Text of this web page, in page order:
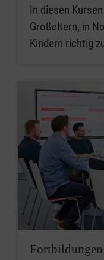
In diesen
Großeltern, in
Kindern richtig
Fortbildungen